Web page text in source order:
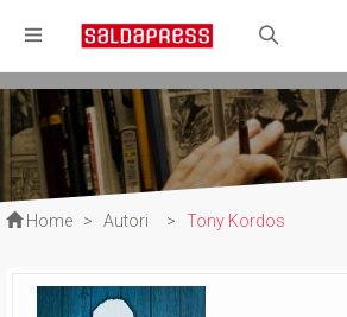
Registrati
Login
Home > Autori > Tony Kordos